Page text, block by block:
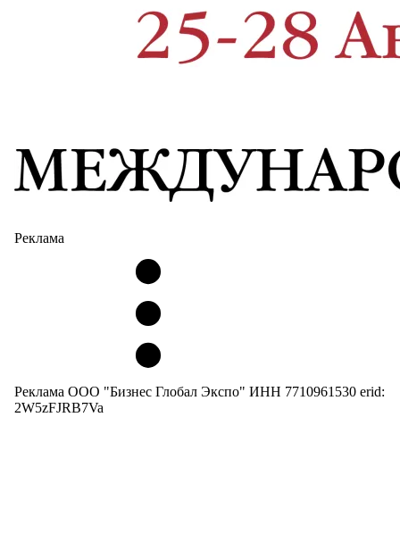
Реклама
Реклама ООО "Бизнес Глобал Экспо" ИНН 7710961530 erid:
2W5zFJRB7Va